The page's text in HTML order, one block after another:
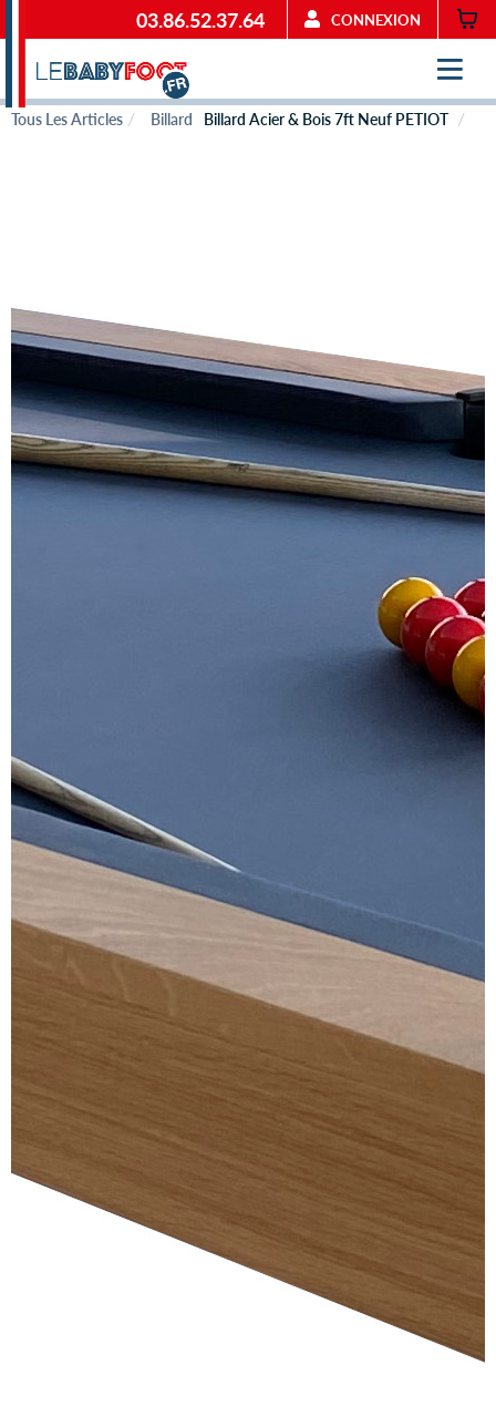
03.86.52.37.64 CONNEXION
Tous Les Articles Billard Billard Acier & Bois 7ft Neuf PETIOT